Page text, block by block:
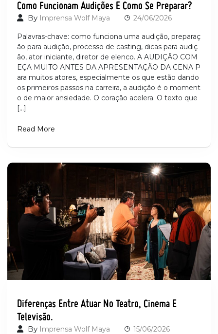
By Imprensa Wolf Maya 24/06/2026
Palavras-chave: como funciona uma audição, preparaç
ão para audição, processo de casting, dicas para audiç
ão, ator iniciante, diretor de elenco. A AUDIÇÃO COM
EÇA MUITO ANTES DA APRESENTAÇÃO DA CENA P
ara muitos atores, especialmente os que estão dando
os primeiros passos na carreira, a audição é o moment
o de maior ansiedade. O coração acelera. O texto que
[…]
Read More
Diferenças Entre Atuar No Teatro, Cinema E
Televisão.
By Imprensa Wolf Maya 15/06/2026